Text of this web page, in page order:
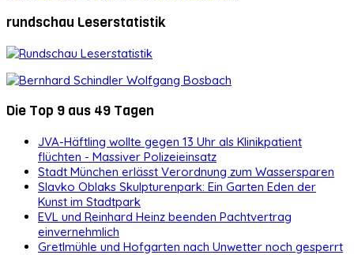
rundschau Leserstatistik
Die Top 9 aus 49 Tagen
JVA-Häftling wollte gegen 13 Uhr als Klinikpatient
flüchten - Massiver Polizeieinsatz
Stadt München erlässt Verordnung zum Wassersparen
Slavko Oblaks Skulpturenpark: Ein Garten Eden der
Kunst im Stadtpark
EVL und Reinhard Heinz beenden Pachtvertrag
einvernehmlich
Gretlmühle und Hofgarten nach Unwetter noch gesperrt